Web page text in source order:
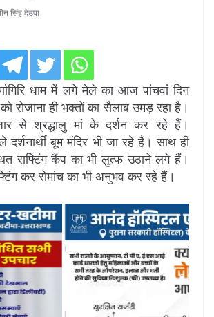
सिंह देउपा
धाम में लगे मेले का आज पांचवां दिन
रोजाना ही भक्तों का सैलाब उमड़ रहा है।
से श्रद्धालु मां के दर्शन कर रहे हैं।
दर्शनार्थी बूम मंदिर भी जा रहे हैं। साथ ही
राफ्टिंग कैंप का भी लुत्फ उठाने लगे हैं।
कर रोमांच का भी अनुभव कर रहे हैं।